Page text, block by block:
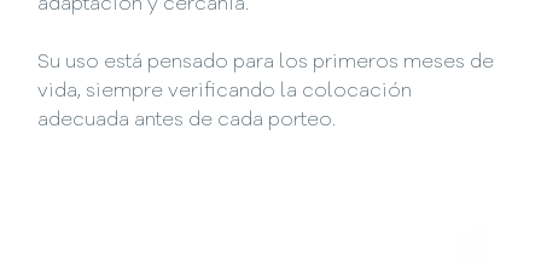
adaptación y cercanía.
Su uso está pensado para los primeros meses de
vida, siempre verificando la colocación
adecuada antes de cada porteo.